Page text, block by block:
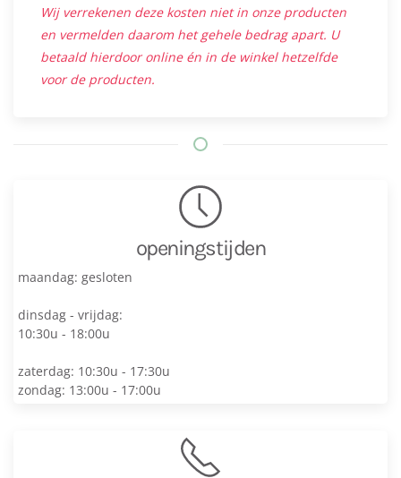
Wij verrekenen deze kosten niet in onze producten
en vermelden daarom het gehele bedrag apart. U
betaald hierdoor online én in de winkel hetzelfde
voor de producten.
openingstijden
maandag: gesloten
dinsdag - vrijdag:
10:30u - 18:00u
zaterdag: 10:30u - 17:30u
zondag: 13:00u - 17:00u